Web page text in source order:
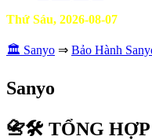
Thứ Sáu, 2026-08-07
🏛️ Sanyo ⇒ Bảo Hành
Sanyo
📇🛠️ TỔNG